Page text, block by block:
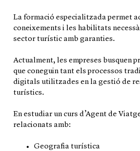
La formació especialitzada permet
coneixements i les habilitats
sector turístic amb garanties.
Actualment, les empreses busquen
que coneguin tant els processos
digitals utilitzades en la gestió de
turístics.
En estudiar un curs d’Agent de
relacionats amb:
Geografia turística